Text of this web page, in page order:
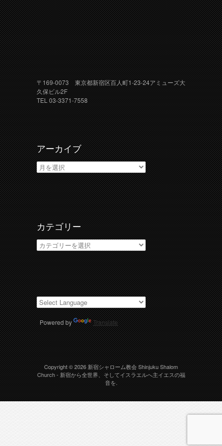
〒169-0073 東京都新宿区百人町1-23-24アミューズ大
久保ビル2F
TEL 03-3371-7558
アーカイブ
ア
ー
カ
イ
ブ
カテゴリー
カ
テ
ゴ
リ
ー
Powered by Translate
Copyright © 2026新宿シャローム教会 Shinjuku Shalom
Church- 新宿から全世界、そしてイスラエルへ主イエスの福
音を.